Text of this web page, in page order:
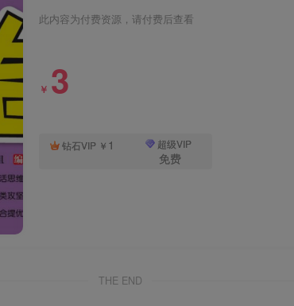
此内容为付费资源，请付费后查看
￥ 3
钻石VIP ￥ 1 超级VIP
免费
THE END